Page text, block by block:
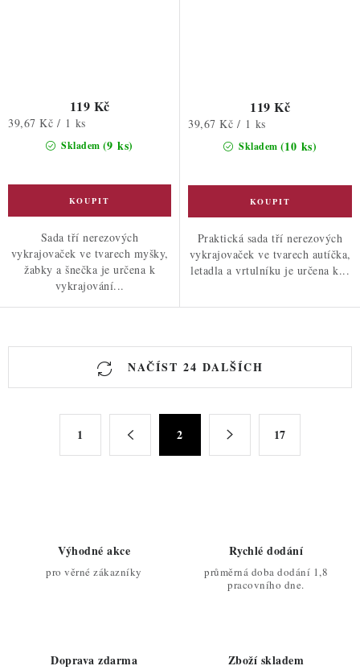
Skladem (9 ks)
119 Kč
Měrná
39,67 Kč / 1 ks
Sada tří nerezových
vykrajovaček ve tvarech myšky,
žabky a šnečka je určena k
vykrajování...
Skladem (10 ks)
119 Kč
Měrná
39,67 Kč / 1 ks
Praktická sada tří nerezových
vykrajovaček ve tvarech autíčka,
letadla a vrtulníku je určena k...
O
l
NAČÍST 24 DALŠÍCH
1 2 17
Výhodné akce
pro věrné zákazníky
Rychlé dodání
průměrná doba dodání 1,8
pracovního dne.
Doprava zdarma Zboží skladem